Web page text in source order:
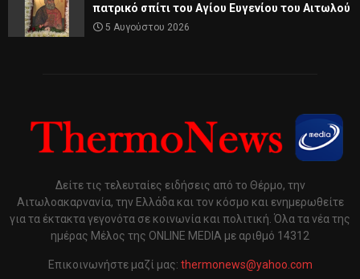
πατρικό σπίτι του Αγίου Ευγενίου του Αιτωλού
5 Αυγούστου 2026
Δείτε τις τελευταίες ειδήσεις από το Θέρμο, την
Αιτωλοακαρνανία, την Ελλάδα και τον κόσμο και ενημερωθείτε
για τα έκτακτα γεγονότα σε κοινωνία και πολιτική. Όλα τα νέα της
ημέρας Μέλος της ONLINE MEDIA με αριθμό 14312
Επικοινωνήστε μαζί μας: thermonews@yahoo.com